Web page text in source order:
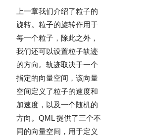
上一章我们介绍了粒子的
旋转。粒子的旋转作用于
每一个粒子，除此之外，
我们还可以设置粒子轨迹
的方向。轨迹取决于一个
指定的向量空间，该向量
空间定义了粒子的速度和
加速度，以及一个随机的
方向。QML 提供了三个不
同的向量空间，用于定义